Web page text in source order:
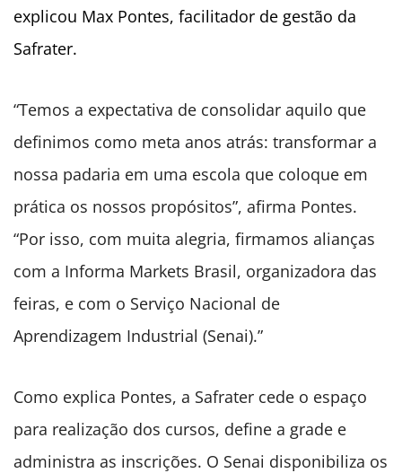
explicou Max Pontes, facilitador de gestão da
Safrater.
“Temos a expectativa de consolidar aquilo que
definimos como meta anos atrás: transformar a
nossa padaria em uma escola que coloque em
prática os nossos propósitos”, afirma Pontes.
“Por isso, com muita alegria, firmamos alianças
com a Informa Markets Brasil, organizadora das
feiras, e com o Serviço Nacional de
Aprendizagem Industrial (Senai).”
Como explica Pontes, a Safrater cede o espaço
para realização dos cursos, define a grade e
administra as inscrições. O Senai disponibiliza os